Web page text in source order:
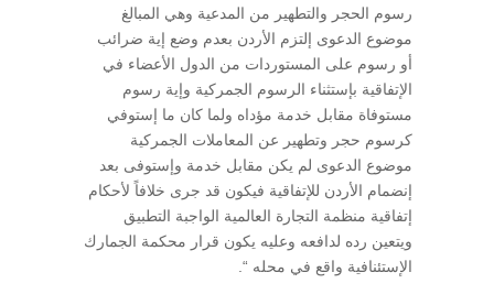
رسوم الحجر والتطهير من المدعية وهي المبالغ
موضوع الدعوى إلتزم الأردن بعدم وضع إية ضرائب
أو رسوم على المستوردات من الدول الأعضاء في
الإتفاقية بإستثناء الرسوم الجمركية وإية رسوم
مستوفاة مقابل خدمة مؤداه ولما كان ما إستوفي
كرسوم حجر وتطهير عن المعاملات الجمركية
موضوع الدعوى لم يكن مقابل خدمة وإستوفى بعد
إنضمام الأردن للإتفاقية فيكون قد جرى خلافاً لأحكام
إتفاقية منظمة التجارة العالمية الواجبة التطبيق
ويتعين رده لدافعه وعليه يكون قرار محكمة الجمارك
الإستئنافية واقع في محله “.